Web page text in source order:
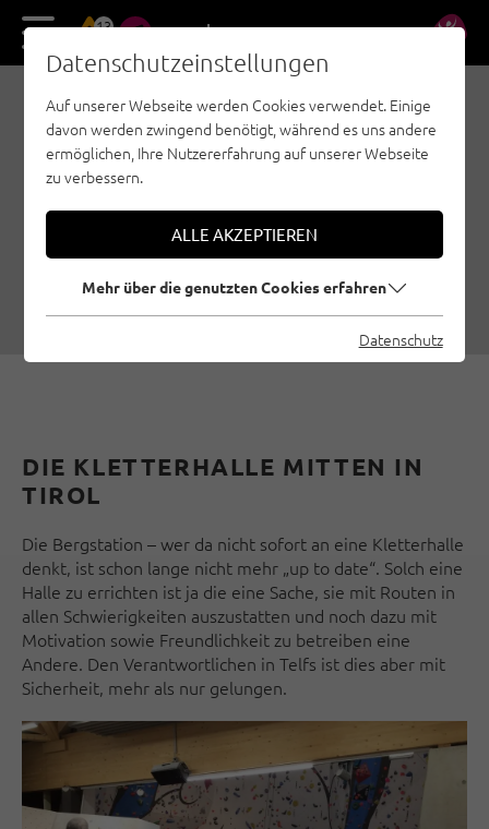
13 DE EN
BERGSTATION TELFS –
START INS
KLETTERTRAINING IM
WINTER
20.01.2017 | Erstellt vonPatrick Trois |
Familienklettern, Bouldern, Kletter- & Boulderhallen, Region Innsbruck,
DIE KLETTERHALLE MITTEN IN
TIROL
Die Bergstation – wer da nicht sofort an eine Kletterhalle
denkt, ist schon lange nicht mehr „up to date“. Solch eine
Halle zu errichten ist ja die eine Sache, sie mit Routen in
allen Schwierigkeiten auszustatten und noch dazu mit
Motivation sowie Freundlichkeit zu betreiben eine
Andere. Den Verantwortlichen in Telfs ist dies aber mit
Sicherheit, mehr als nur gelungen.
Datenschutzeinstellungen
Auf unserer Webseite werden Cookies verwendet. Einige
davon werden zwingend benötigt, während es uns andere
ermöglichen, Ihre Nutzererfahrung auf unserer Webseite
zu verbessern.
ALLE AKZEPTIEREN
Mehr über die genutzten Cookies erfahren
Datenschutz